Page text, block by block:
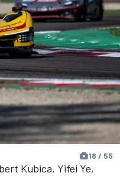
18 / 55
Kubica, Yifei Ye,